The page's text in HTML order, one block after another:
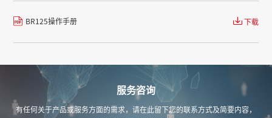
BR125操作手册 下载
服务咨询
有任何关于产品或服务方面的需求，请在此留下您的联系方式及简要内容，